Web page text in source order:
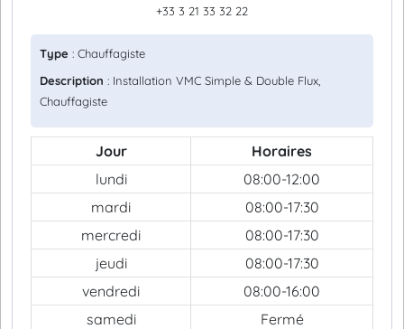
+33 3 21 33 32 22
Type : Chauffagiste
Description : Installation VMC Simple & Double Flux,
Chauffagiste
Jour
Horaires
lundi
08:00-12:00
mardi
08:00-17:30
mercredi
08:00-17:30
jeudi
08:00-17:30
vendredi
08:00-16:00
samedi
Fermé